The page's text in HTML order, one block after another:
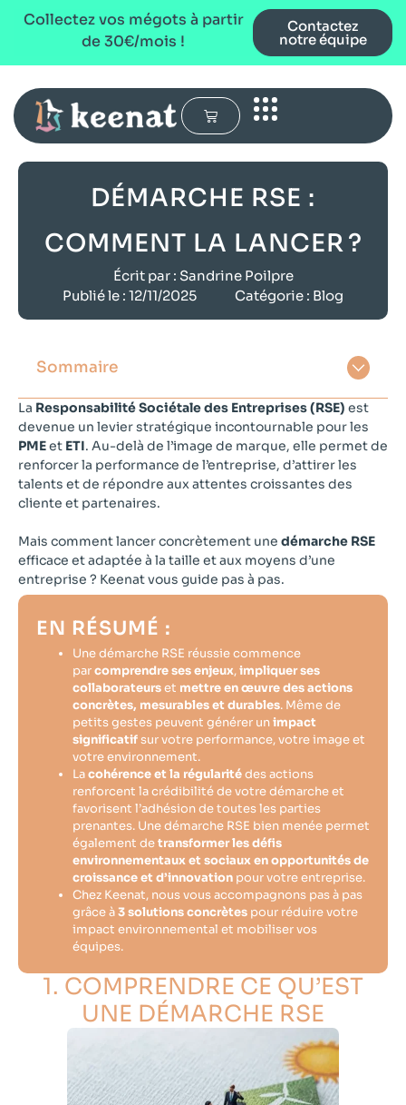
Collectez vos mégots à partir
de 30€/mois !
Contactez
notre équipe
DÉMARCHE RSE :
COMMENT LA LANCER ?
Écrit par : Sandrine Poilpre
Publié le : 12/11/2025 Catégorie : Blog
Sommaire
La Responsabilité Sociétale des Entreprises (RSE) est
devenue un levier stratégique incontournable pour les
PMEet ETI. Au-delà de l’image de marque, elle permet de
renforcer la performance de l’entreprise, d’attirer les
talents et de répondre aux attentes croissantes des
cliente et partenaires.
Mais comment lancer concrètement une démarche RSE
efficace et adaptée à la taille et aux moyens d’une
entreprise ? Keenat vous guide pas à pas.
EN RÉSUMÉ :
Une démarche RSE réussie commence
parcomprendre ses enjeux,impliquer ses
collaborateurset mettre en œuvre des actions
concrètes, mesurables et durables. Même de
petits gestes peuvent générer unimpact
significatifsur votre performance, votre image et
votre environnement.
Lacohérence et la régularitédes actions
renforcent la crédibilité de votre démarche et
favorisent l’adhésion de toutes les parties
prenantes. Une démarche RSE bien menée permet
également detransformer les défis
environnementaux et sociaux en opportunités de
croissance et d’innovation pour votre entreprise.
Chez Keenat, nous vous accompagnons pas à pas
grâce à3 solutions concrètes pour réduire votre
impact environnemental et mobiliser vos
équipes.
1. COMPRENDRE CE QU’EST
UNE DÉMARCHE RSE​